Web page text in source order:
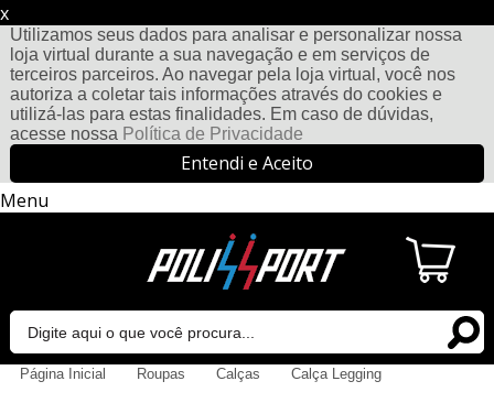
x
Utilizamos seus dados para analisar e personalizar nossa
loja virtual durante a sua navegação e em serviços de
terceiros parceiros. Ao navegar pela loja virtual, você nos
autoriza a coletar tais informações através do cookies e
utilizá-las para estas finalidades. Em caso de dúvidas,
acesse nossa Política de Privacidade
Entendi e Aceito
Menu
Página Inicial Roupas Calças Calça Legging